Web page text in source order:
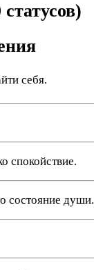
себя.
спокойствие.
состояние души.